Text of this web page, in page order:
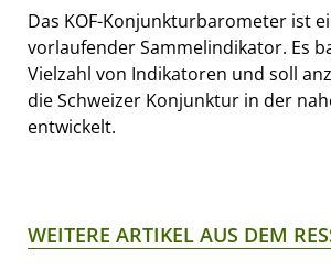
Das KOF-Konjunkturbarometer ist
vorlaufender Sammelindikator. Es
Vielzahl von Indikatoren und soll
die Schweizer Konjunktur in der
entwickelt.
WEITERE ARTIKEL AUS DEM